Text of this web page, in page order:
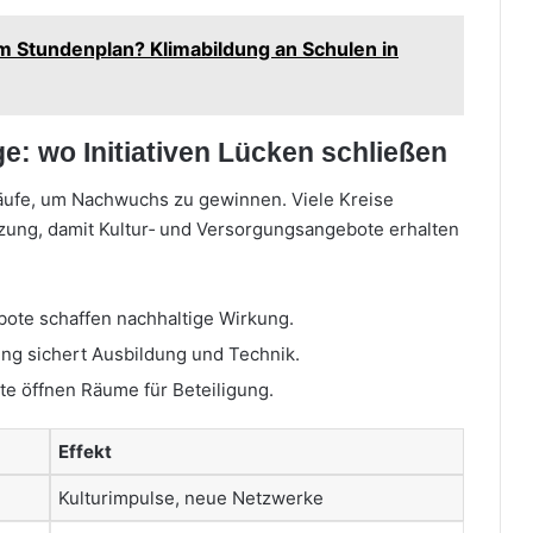
Stundenplan? Klimabildung an Schulen in
wo Initiativen Lücken schließen
um Nachwuchs zu gewinnen. Viele Kreise
damit Kultur‑ und Versorgungsangebote erhalten
schaffen nachhaltige Wirkung.
sichert Ausbildung und Technik.
öffnen Räume für Beteiligung.
Effekt
Kulturimpulse, neue Netzwerke